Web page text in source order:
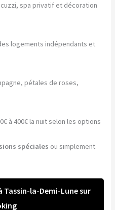
spa privatif et décoration
logements indépendants et
pétales de roses,
à 400€ la nuit selon les options
spéciales ou simplement
Tassin-la-Demi-Lune sur